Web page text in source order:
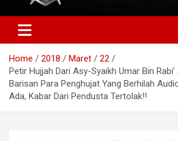
Home 2018 Maret
22
Petir Hujjah Dari Asy-Syaikh Umar Bin
Barisan Para Penghujat Yang Berhilah
Ada, Kabar Dari Pendusta Tertolak!!